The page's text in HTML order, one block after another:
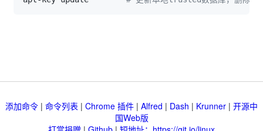
添加命令 | 命令列表 | Chrome 插件 | Alfred | Dash | Krunner | 开源中
国Web版